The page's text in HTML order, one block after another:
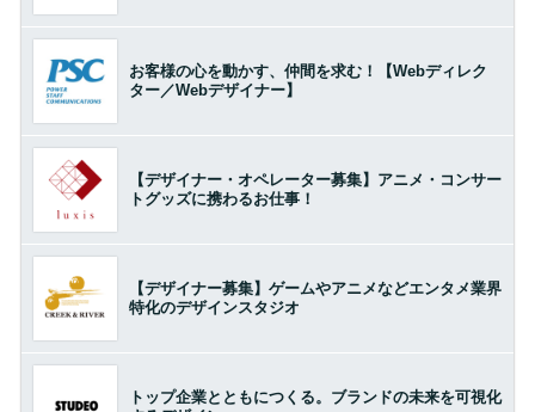
お客様の心を動かす、仲間を求む！【Webディレク
ター／Webデザイナー】
【デザイナー・オペレーター募集】アニメ・コンサー
トグッズに携わるお仕事！
【デザイナー募集】ゲームやアニメなどエンタメ業界
特化のデザインスタジオ
トップ企業とともにつくる。ブランドの未来を可視化